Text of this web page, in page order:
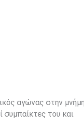
αγώνας στην
συμπαίκτες του και